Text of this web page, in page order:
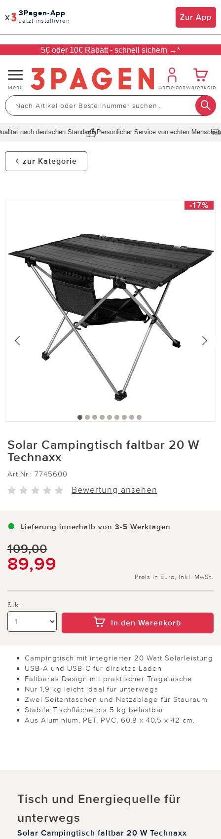
x 3Pagen-App
Jetzt installieren Zur App
5€ oder 10€ Rabatt - schnell sichern →*
Navigation
umschalten
Menü AnmeldenWarenkorb
nach deutschen StandardsPersönlicher Service von echten Menschen
zur Kategorie
-17%
Solar Campingtisch faltbar 20 W
Technaxx
Art.Nr.: 7745600
Bewertung ansehen
Lieferung innerhalb von 3-5 Werktagen
109,00
89,99
Preis in Euro, inkl. MwSt.
Stk.
In den Warenkorb
Campingtisch mit integrierter 20 Watt Solarleistung
USB-A und USB-C für direktes Laden
Faltbares Design mit praktischer Tragetasche
Nur 1,9 kg leicht ideal für unterwegs
Zwei Seitentaschen und Netzablage für Stauraum
Stabile Tischfläche bis 5 kg belastbar
Aus Aluminium, PET, PVC, 60,8 x 40,5 x 42 cm.
Tisch und Energiequelle für
unterwegs
Solar Campingtisch faltbar 20 W Technaxx